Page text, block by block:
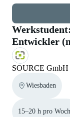
Entwickler
SOURCE GmbH
Wiesbaden
15–20 h pro